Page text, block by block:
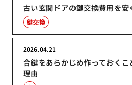
古い玄関ドアの鍵交換費用を安
鍵交換
合鍵をあらかじめ作っておく
理由
2026.04.21